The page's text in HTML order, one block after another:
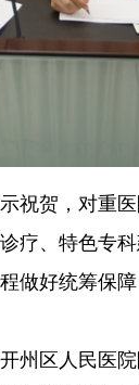
祝贺，对重
疗、特色专
做好统筹保
州区人民医